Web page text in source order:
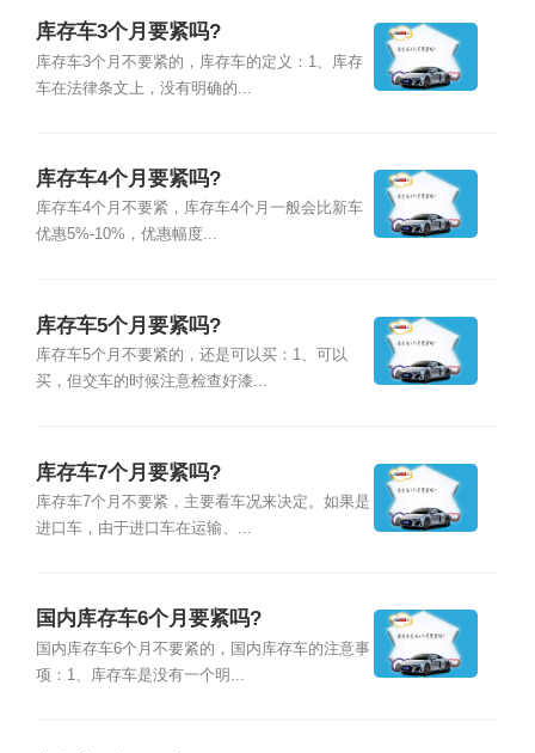
库存车3个月要紧吗?
库存车3个月不要紧的，库存车的定义：1、库存
车在法律条文上，没有明确的...
库存车4个月要紧吗?
库存车4个月不要紧，库存车4个月一般会比新车
优惠5%-10%，优惠幅度...
库存车5个月要紧吗?
库存车5个月不要紧的，还是可以买：1、可以
买，但交车的时候注意检查好漆...
库存车7个月要紧吗?
库存车7个月不要紧，主要看车况来决定。如果是
进口车，由于进口车在运输、...
国内库存车6个月要紧吗?
国内库存车6个月不要紧的，国内库存车的注意事
项：1、库存车是没有一个明...